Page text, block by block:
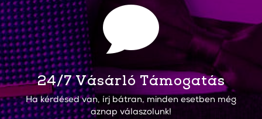

24/7 Vásárló Támogatás
Ha kérdésed van, írj bátran, minden esetben még
aznap válaszolunk!